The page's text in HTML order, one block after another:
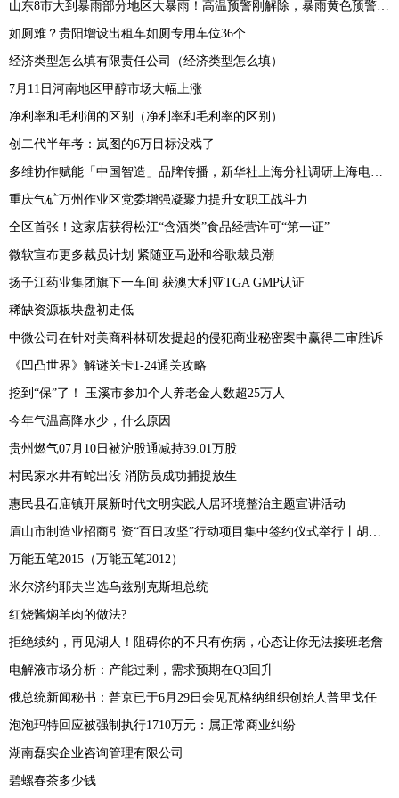
如厕难？贵阳增设出租车如厕专用车位36个
经济类型怎么填有限责任公司（经济类型怎么填）
7月11日河南地区甲醇市场大幅上涨
净利率和毛利润的区别（净利率和毛利率的区别）
创二代半年考：岚图的6万目标没戏了
重庆气矿万州作业区党委增强凝聚力提升女职工战斗力
全区首张！这家店获得松江“含酒类”食品经营许可“第一证”
微软宣布更多裁员计划 紧随亚马逊和谷歌裁员潮
扬子江药业集团旗下一车间 获澳大利亚TGA GMP认证
稀缺资源板块盘初走低
中微公司在针对美商科林研发提起的侵犯商业秘密案中赢得二审胜诉
《凹凸世界》解谜关卡1-24通关攻略
挖到“保”了！ 玉溪市参加个人养老金人数超25万人
今年气温高降水少，什么原因
贵州燃气07月10日被沪股通减持39.01万股
村民家水井有蛇出没 消防员成功捕捉放生
惠民县石庙镇开展新时代文明实践人居环境整治主题宣讲活动
万能五笔2015（万能五笔2012）
米尔济约耶夫当选乌兹别克斯坦总统
红烧酱焖羊肉的做法?
拒绝续约，再见湖人！阻碍你的不只有伤病，心态让你无法接班老詹
电解液市场分析：产能过剩，需求预期在Q3回升
俄总统新闻秘书：普京已于6月29日会见瓦格纳组织创始人普里戈任
泡泡玛特回应被强制执行1710万元：属正常商业纠纷
湖南磊实企业咨询管理有限公司
碧螺春茶多少钱